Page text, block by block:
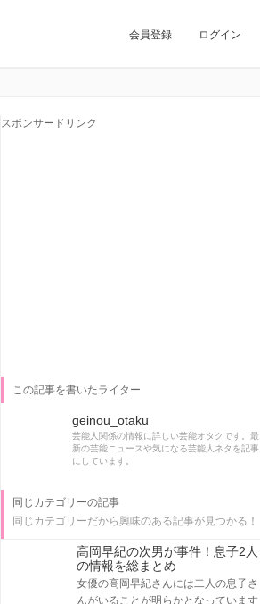
会員登録 ログイン
スポンサードリンク
この記事を書いたライター
geinou_otaku
芸能人関係の情報に詳しい芸能オタクです。最
新の芸能ニュースや気になる芸能人ネタを記事
にしています。
同じカテゴリーの記事
同じカテゴリーだから興味のある記事が見つかる！
高岡早紀の次男が事件！息子2人
の情報を総まとめ
女優の高岡早紀さんには二人の息子さ
んがいることが明らかとなっています